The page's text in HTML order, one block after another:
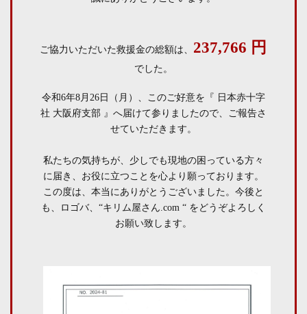
ご協力いただいた救援金の総額は、 237,766 円
でした。
令和6年8月26日（月）、このご好意を『 日本赤十字
社 大阪府支部 』へ届けて参りましたので、
ご報告さ
せていただきます。
私たちの気持ちが、少しでも現地の困っている方々
に届き、お役に立つことを心より願っております。
この度は、本当にありがとうございました。 今後と
も、ロゴバ、“キリム屋さん.com “ をどうぞよろしく
お願い致します。